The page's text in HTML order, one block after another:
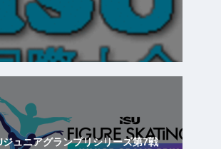
ジュニアグランプリシリーズ第7戦